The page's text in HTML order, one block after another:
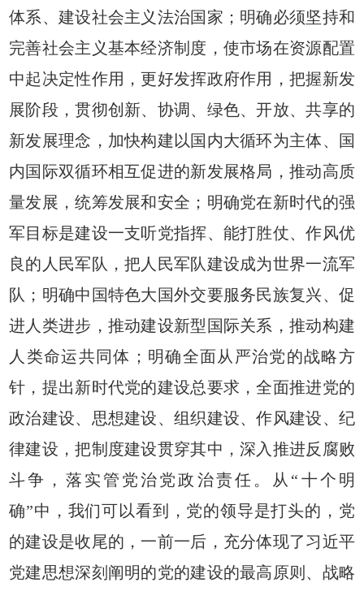
体系、建设社会主义法治国家；明确必须坚持和
完善社会主义基本经济制度，使市场在资源配置
中起决定性作用，更好发挥政府作用，把握新发
展阶段，贯彻创新、协调、绿色、开放、共享的
新发展理念，加快构建以国内大循环为主体、国
内国际双循环相互促进的新发展格局，推动高质
量发展，统筹发展和安全；明确党在新时代的强
军目标是建设一支听党指挥、能打胜仗、作风优
良的人民军队，把人民军队建设成为世界一流军
队；明确中国特色大国外交要服务民族复兴、促
进人类进步，推动建设新型国际关系，推动构建
人类命运共同体；明确全面从严治党的战略方
针，提出新时代党的建设总要求，全面推进党的
政治建设、思想建设、组织建设、作风建设、纪
律建设，把制度建设贯穿其中，深入推进反腐败
斗争，落实管党治党政治责任。从“十个明
确”中，我们可以看到，党的领导是打头的，党
的建设是收尾的，一前一后，充分体现了习近平
党建思想深刻阐明的党的建设的最高原则、战略